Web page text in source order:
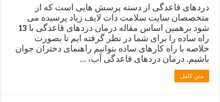
دردهای قاعدگی از دسته پرسش هایی است که از
متخصصان سایت سلامت دات لایف زیاد پرسیده می
شود برهمین اساس مقاله درمان دردهای قاعدگی با 13
راه ساده را برای شما در نظر گرفته ایم تا بصورت
خلاصه با راه کارهای ساده بتوانیم راهنمای دختران جوان
باشیم. درمان دردهای قاعدگی آب، …
متن کامل